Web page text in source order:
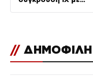
// ΔΗΜΟΦΙΛΗ